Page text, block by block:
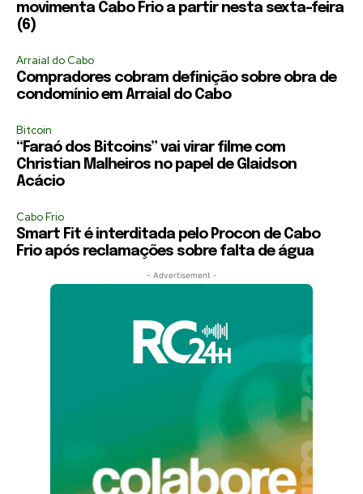
movimenta Cabo Frio a partir nesta sexta-feira
(6)
Arraial do Cabo
Compradores cobram definição sobre obra de
condomínio em Arraial do Cabo
Bitcoin
“Faraó dos Bitcoins” vai virar filme com
Christian Malheiros no papel de Glaidson
Acácio
Cabo Frio
Smart Fit é interditada pelo Procon de Cabo
Frio após reclamações sobre falta de água
- Advertisement -